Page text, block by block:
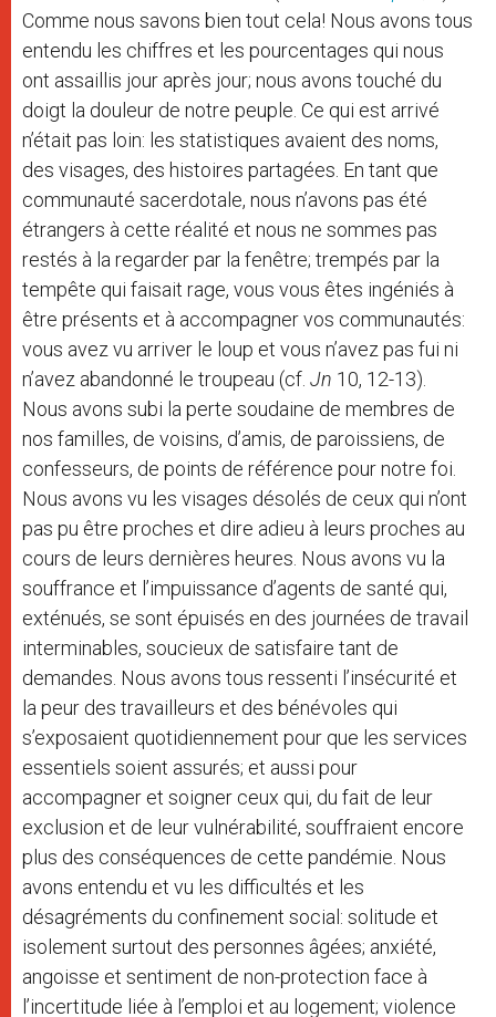
Comme nous savons bien tout cela! Nous avons tous
entendu les chiffres et les pourcentages qui nous
ont assaillis jour après jour; nous avons touché du
doigt la douleur de notre peuple. Ce qui est arrivé
n’était pas loin: les statistiques avaient des noms,
des visages, des histoires partagées. En tant que
communauté sacerdotale, nous n’avons pas été
étrangers à cette réalité et nous ne sommes pas
restés à la regarder par la fenêtre; trempés par la
tempête qui faisait rage, vous vous êtes ingéniés à
être présents et à accompagner vos communautés:
vous avez vu arriver le loup et vous n’avez pas fui ni
n’avez abandonné le troupeau (cf. Jn 10, 12-13).
Nous avons subi la perte soudaine de membres de
nos familles, de voisins, d’amis, de paroissiens, de
confesseurs, de points de référence pour notre foi.
Nous avons vu les visages désolés de ceux qui n’ont
pas pu être proches et dire adieu à leurs proches au
cours de leurs dernières heures. Nous avons vu la
souffrance et l’impuissance d’agents de santé qui,
exténués, se sont épuisés en des journées de travail
interminables, soucieux de satisfaire tant de
demandes. Nous avons tous ressenti l’insécurité et
la peur des travailleurs et des bénévoles qui
s’exposaient quotidiennement pour que les services
essentiels soient assurés; et aussi pour
accompagner et soigner ceux qui, du fait de leur
exclusion et de leur vulnérabilité, souffraient encore
plus des conséquences de cette pandémie. Nous
avons entendu et vu les difficultés et les
désagréments du confinement social: solitude et
isolement surtout des personnes âgées; anxiété,
angoisse et sentiment de non-protection face à
l’incertitude liée à l’emploi et au logement; violence